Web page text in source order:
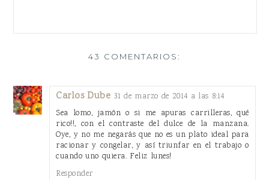
43 COMENTARIOS:
Carlos Dube 31 de marzo de 2014 a las 8:14
Sea lomo, jamón o si me apuras carrilleras, qué
rico!!, con el contraste del dulce de la manzana.
Oye, y no me negarás que no es un plato ideal para
racionar y congelar, y así triunfar en el trabajo o
cuando uno quiera. Feliz lunes!
Responder